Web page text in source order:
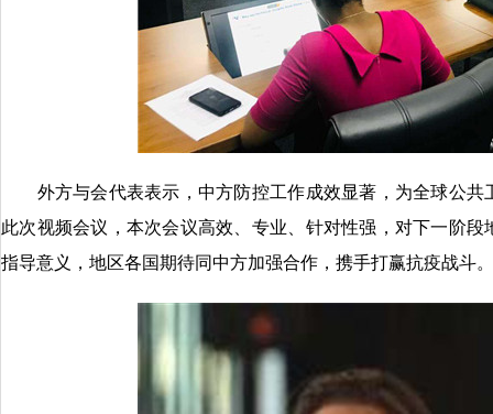
外方与会代表表示，中方防控工作成效显著，为全球公共
此次视频会议，本次会议高效、专业、针对性强，对下一阶
指导意义，地区各国期待同中方加强合作，携手打赢抗疫战斗。